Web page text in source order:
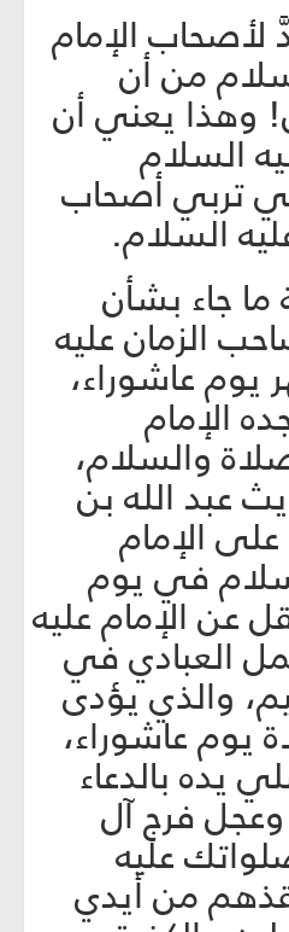
لأصحاب الإمام
من أن
وهذا يعني أن
السلام
تربي أصحاب
السلام.
ما جاء بشأن
الزمان عليه
عاشوراء،
الإمام
والسلام،
عبد الله بن
الإمام
في يوم
عن الإمام عليه
العبادي في
والذي يؤدى
يوم عاشوراء،
يده بالدعاء
فرج آل
عليه
من أيدي